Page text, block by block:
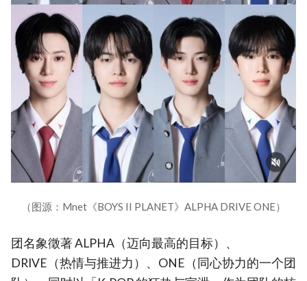
（图源：Mnet《BOYS II PLANET》ALPHA DRIVE ONE）
团名象徵著 ALPHA（迈向最高的目标）、
DRIVE（热情与推进力）、ONE（同心协力的一个团